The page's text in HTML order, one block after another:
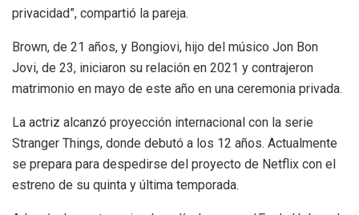
privacidad”, compartió la pareja.
Brown, de 21 años, y Bongiovi, hijo del músico Jon Bon
Jovi, de 23, iniciaron su relación en 2021 y contrajeron
matrimonio en mayo de este año en una ceremonia privada.
La actriz alcanzó proyección internacional con la serie
Stranger Things, donde debutó a los 12 años. Actualmente
se prepara para despedirse del proyecto de Netflix con el
estreno de su quinta y última temporada.